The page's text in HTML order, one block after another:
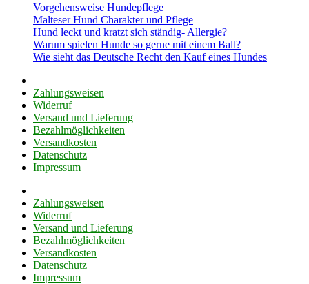
Vorgehensweise Hundepflege
Malteser Hund Charakter und Pflege
Hund leckt und kratzt sich ständig- Allergie?
Warum spielen Hunde so gerne mit einem Ball?
Wie sieht das Deutsche Recht den Kauf eines Hundes
Zahlungsweisen
Widerruf
Versand und Lieferung
Bezahlmöglichkeiten
Versandkosten
Datenschutz
Impressum
Zahlungsweisen
Widerruf
Versand und Lieferung
Bezahlmöglichkeiten
Versandkosten
Datenschutz
Impressum